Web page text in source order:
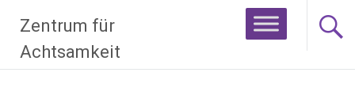
Inhalt
springen
Zentrum für
Achtsamkeit